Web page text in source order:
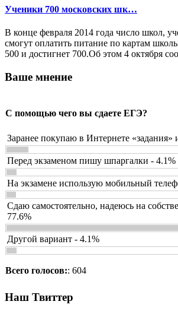
Ученики 700 московских шк…
В конце февраля 2014 года число школ,
смогут оплатить питание по картам
500 и достигнет 700.Об этом 4 октября
Ваше мнение
С помощью чего вы сдаете ЕГЭ?
Заранее покупаю в Интернете «задания»
Перед экзаменом пишу шпаргалки - 4.1%
На экзамене использую мобильный
Сдаю самостоятельно, надеюсь на
77.6%
Другой вариант - 4.1%
Всего голосов:: 604
Наш Твиттер